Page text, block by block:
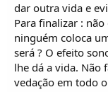
dar outra vida e
Para finalizar :
ninguém coloca
será ? O efeito
lhe dá a vida. Não
vedação em todo